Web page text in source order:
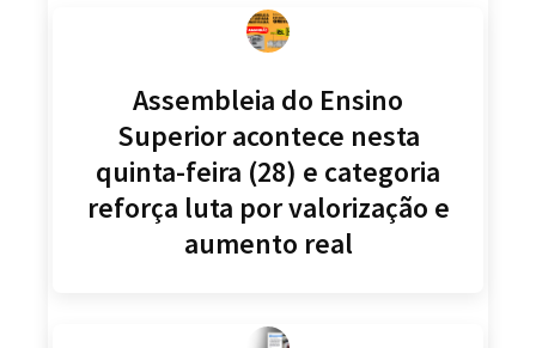
Assembleia do Ensino
Superior acontece nesta
quinta-feira (28) e categoria
reforça luta por valorização e
aumento real